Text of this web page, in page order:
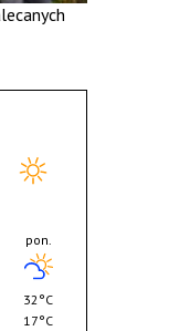
pon.
32°C
17°C